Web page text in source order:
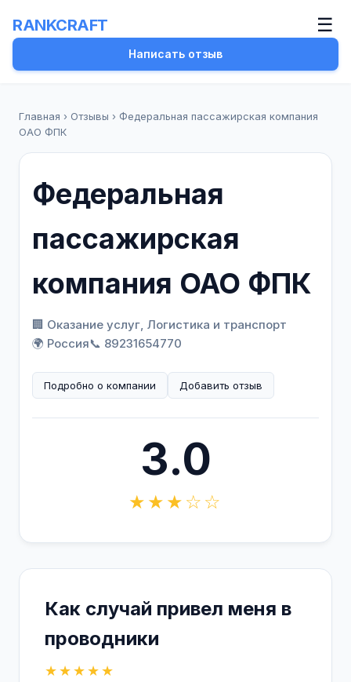
RANKCRAFT ☰
Написать отзыв
Главная › Отзывы › Федеральная пассажирская компания
ОАО ФПК
Федеральная
пассажирская
компания ОАО ФПК
🏢 Оказание услуг, Логистика и транспорт
🌍 Россия📞 89231654770
Подробно о компании Добавить отзыв
3.0
★★★☆☆
Как случай привел меня в
проводники
★★★★★